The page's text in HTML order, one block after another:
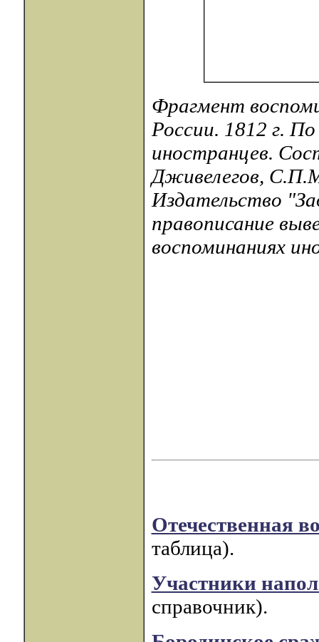
Фрагмент
России. 1812 г.
иностранцев.
Дживелегов,
Издательство
правописание
воспоминаниях
Отечественная
таблица).
Участники
справочник).